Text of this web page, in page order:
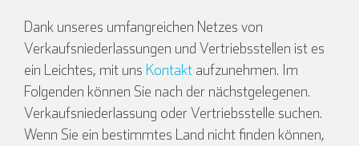
Dank unseres umfangreichen Netzes von
Verkaufsniederlassungen und Vertriebsstellen ist es
ein Leichtes, mit uns Kontakt aufzunehmen. Im
Folgenden können Sie nach der nächstgelegenen.
Verkaufsniederlassung oder Vertriebsstelle suchen.
Wenn Sie ein bestimmtes Land nicht finden können,